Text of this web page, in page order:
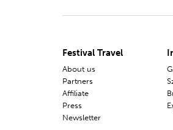
Festival Travel
About us
Partners
Affiliate
Press
Newsletter